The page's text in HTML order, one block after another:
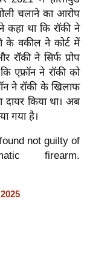
चलाने का आरोप
कहा था कि रॉकी ने
के वकील ने कोर्ट में
ने सिर्फ प्रोप
एफ्रॉन ने रॉकी को
ने रॉकी के खिलाफ
दायर किया था। अब
गया है।
not guilty of
firearm.